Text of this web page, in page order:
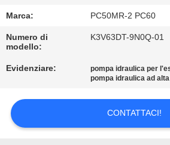
CONTATTICI
RICHIEDA
UNA
CITAZIONE
Marca: PC50MR-2 PC60
Numero di
modello:
K3V63DT-9N0Q-01
Evidenziare: pompa idraulica per
pompa idraulica ad
CONTATTACI!